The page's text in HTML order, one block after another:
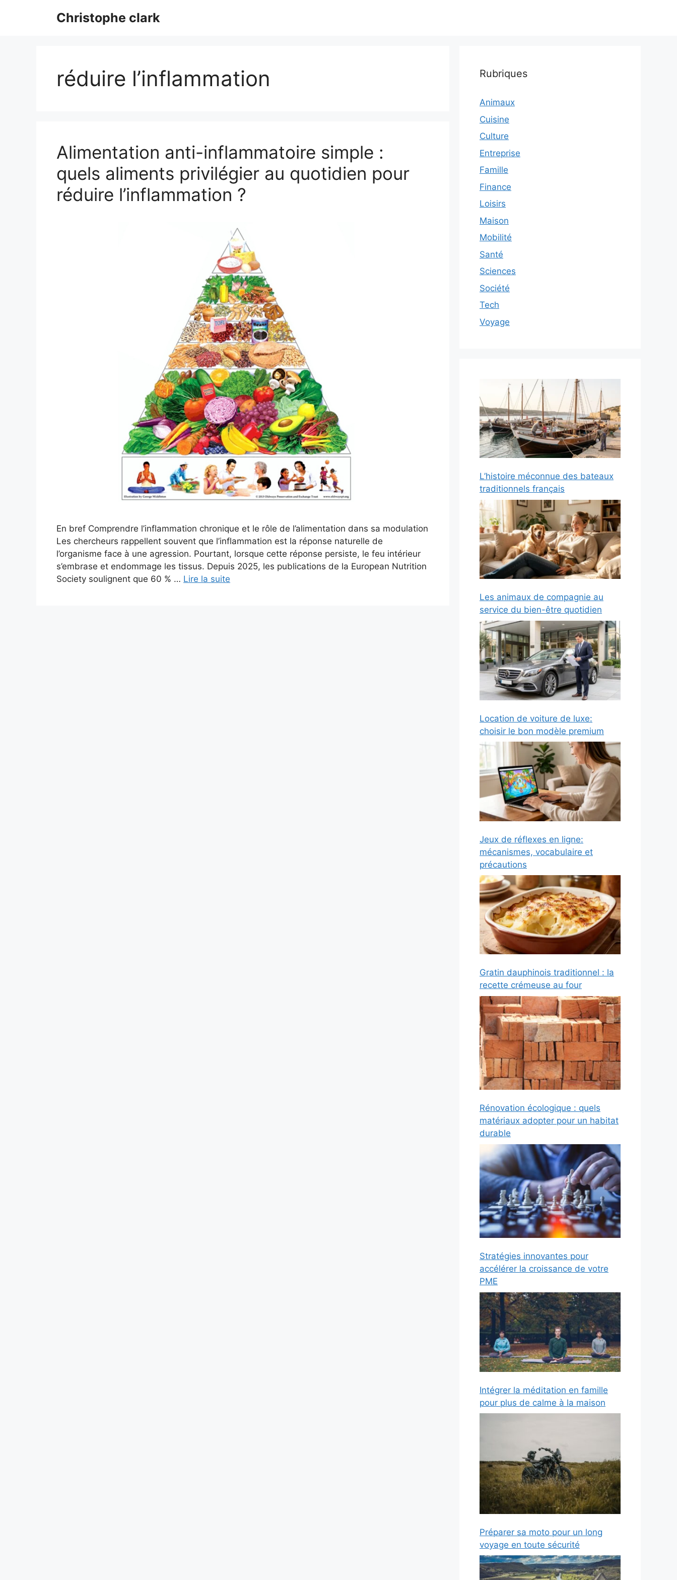
Christophe clark
réduire l’inflammation
Alimentation anti-inflammatoire simple :
quels aliments privilégier au quotidien pour
réduire l’inflammation ?
En bref Comprendre l’inflammation chronique et le rôle de l’alimentation dans sa modulation
Les chercheurs rappellent souvent que l’inflammation est la réponse naturelle de
l’organisme face à une agression. Pourtant, lorsque cette réponse persiste, le feu intérieur
s’embrase et endommage les tissus. Depuis 2025, les publications de la European Nutrition
Society soulignent que 60 % … Lire la suite
Rubriques
Animaux
Cuisine
Culture
Entreprise
Famille
Finance
Loisirs
Maison
Mobilité
Santé
Sciences
Société
Tech
Voyage
L’histoire méconnue des bateaux
traditionnels français
Les animaux de compagnie au
service du bien-être quotidien
Location de voiture de luxe:
choisir le bon modèle premium
Jeux de réflexes en ligne:
mécanismes, vocabulaire et
précautions
Gratin dauphinois traditionnel : la
recette crémeuse au four
Rénovation écologique : quels
matériaux adopter pour un habitat
durable
Stratégies innovantes pour
accélérer la croissance de votre
PME
Intégrer la méditation en famille
pour plus de calme à la maison
Préparer sa moto pour un long
voyage en toute sécurité